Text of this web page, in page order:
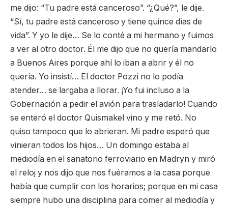
me dijo: “Tu padre está canceroso”. “¿Qué?”, le dije.
“Sí, tu padre está canceroso y tiene quince días de
vida”. Y yo le dije… Se lo conté a mi hermano y fuimos
a ver al otro doctor. Él me dijo que no quería mandarlo
a Buenos Aires porque ahí lo iban a abrir y él no
quería. Yo insistí… El doctor Pozzi no lo podía
atender… se largaba a llorar. ¡Yo fui incluso a la
Gobernación a pedir el avión para trasladarlo! Cuando
se enteró el doctor Quismakel vino y me retó. No
quiso tampoco que lo abrieran. Mi padre esperó que
vinieran todos los hijos… Un domingo estaba al
mediodía en el sanatorio ferroviario en Madryn y miró
el reloj y nos dijo que nos fuéramos a la casa porque
había que cumplir con los horarios; porque en mi casa
siempre hubo una disciplina para comer al mediodía y